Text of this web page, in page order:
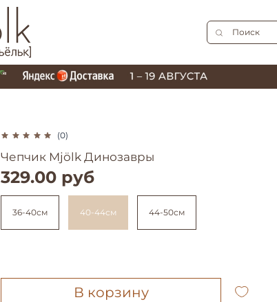
(0)
Чепчик Mjölk Динозавры
329.00 руб
В корзину
36-40см 40-44см 44-50см